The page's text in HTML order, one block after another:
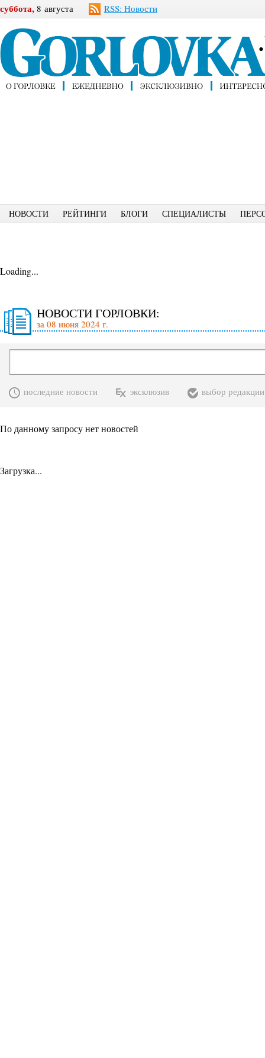
суббота, 8 августа RSS: Новости
НОВОСТИ РЕЙТИНГИ БЛОГИ СПЕЦИАЛИСТЫ
Loading...
НОВОСТИ ГОРЛОВКИ:
за 08 июня 2024 г.
последние новости эксклюзив выбор редакции
По данному запросу нет новостей
Загрузка...